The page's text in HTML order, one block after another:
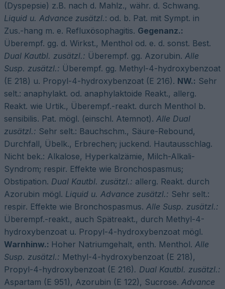
(Dyspepsie) z.B. nach d. Mahlz., währ. d. Schwang.
Liquid u. Advance zusätzl.: od. b. Pat. mit Sympt. in
Zus.-hang m. e. Refluxösophagitis. Gegenanz.:
Überempf. gg. d. Wirkst., Menthol od. e. d. sonst. Best.
Dual Kautbl. zusätzl.: Überempf. gg. Azorubin. Alle
Susp. zusätzl.: Überempf. gg. Methyl-4-hydroxybenzoat
(E 218) u. Propyl-4-hydroxybenzoat (E 216). NW.: Sehr
selt.: anaphylakt. od. anaphylaktoide Reakt., allerg.
Reakt. wie Urtik., Überempf.-reakt. durch Menthol b.
sensibilis. Pat. mögl. (einschl. Atemnot). Alle Dual
zusätzl.: Sehr selt.: Bauchschm., Säure-Rebound,
Durchfall, Übelk., Erbrechen; juckend. Hautausschlag.
Nicht bek.: Alkalose, Hyperkalzämie, Milch-Alkali-
Syndrom; respir. Effekte wie Bronchospasmus;
Obstipation. Dual Kautbl. zusätzl.: allerg. Reakt. durch
Azorubin mögl. Liquid u. Advance zusätzl.: Sehr selt.:
respir. Effekte wie Bronchospasmus. Alle Susp. zusätzl.:
Überempf.-reakt., auch Spätreakt., durch Methyl-4-
hydroxybenzoat u. Propyl-4-hydroxybenzoat mögl.
Warnhinw.: Hoher Natriumgehalt, enth. Menthol. Alle
Susp. zusätzl.: Methyl-4-hydroxybenzoat (E 218),
Propyl-4-hydroxybenzoat (E 216). Dual Kautbl. zusätzl.:
Aspartam (E 951), Azorubin (E 122), Sucrose. Advance